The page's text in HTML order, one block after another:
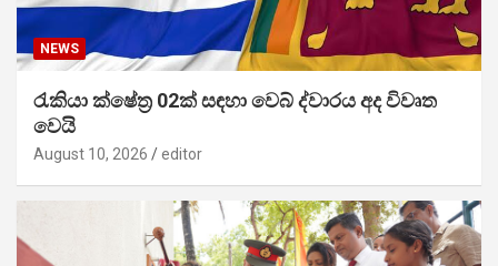
NEWS
රැකියා ක්ෂේත්‍ර 02ක් සඳහා වෙබ් ද්වාරය අද විවෘත
වෙයි
August 10, 2026 editor